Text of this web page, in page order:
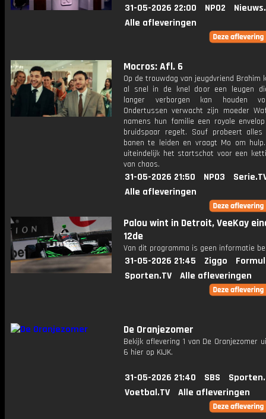
31-05-2026 22:00 NPO2
Alle afleveringen
Mocros: Afl. 6
Op de trouwdag van jeugdvriend Brahim
al snel in de knel door een leugen
langer verborgen kan houden
Ondertussen verwacht zijn moeder
namens hun familie een royale
bruidspaar regelt. Souf probeert
banen te leiden en vraagt Mo om
uiteindelijk het startschot voor een
van chaos.
31-05-2026 21:50 NPO3
Alle afleveringen
Palou wint in Detroit, VeeKay
12de
Van dit programma is geen informatie
31-05-2026 21:45 Ziggo
Sporten.TV
Alle afleveringen
De Oranjezomer
Bekijk aflevering 1 van De Oranjezomer
6 hier op KIJK.
31-05-2026 21:40 SBS
Voetbal.TV
Alle afleveringen